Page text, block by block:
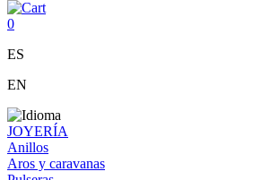
0
ES
EN
JOYERÍA
Anillos
Aros y caravanas